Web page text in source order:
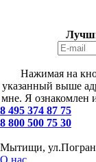
Нажимая на
указанный выше
мне. Я ознакомлен
8 495 374 87 75
8 800 500 75 30
Мытищи,
О нас